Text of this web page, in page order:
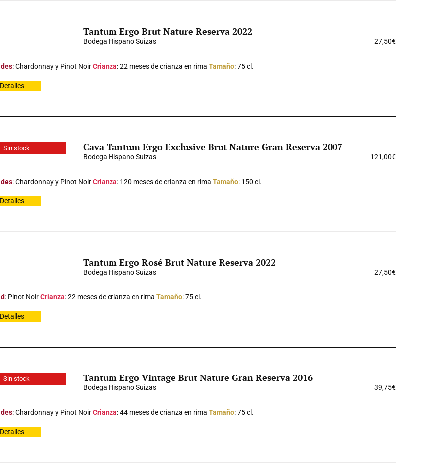
Tantum Ergo Brut Nature Reserva 2022
Bodega Hispano Suizas 27,50€
: Chardonnay y Pinot NoirCrianza: 22 meses de crianza en rima Tamaño: 75 cl.
Detalles
Sin stock Cava Tantum Ergo Exclusive Brut Nature Gran Reserva 2007
Bodega Hispano Suizas 121,00€
: Chardonnay y Pinot NoirCrianza: 120 meses de crianza en rima Tamaño: 150 cl.
Detalles
Tantum Ergo Rosé Brut Nature Reserva 2022
Bodega Hispano Suizas 27,50€
: Pinot NoirCrianza: 22 meses de crianza en rima Tamaño: 75 cl.
Detalles
Sin stock Tantum Ergo Vintage Brut Nature Gran Reserva 2016
Bodega Hispano Suizas 39,75€
: Chardonnay y Pinot NoirCrianza: 44 meses de crianza en rima Tamaño: 75 cl.
Detalles